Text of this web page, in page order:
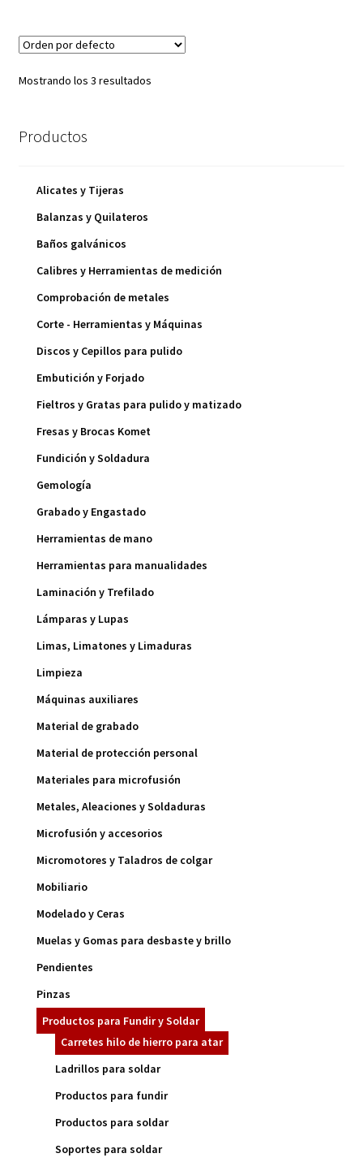
Mostrando los 3 resultados
Productos
Alicates y Tijeras
Balanzas y Quilateros
Baños galvánicos
Calibres y Herramientas de medición
Comprobación de metales
Corte - Herramientas y Máquinas
Discos y Cepillos para pulido
Embutición y Forjado
Fieltros y Gratas para pulido y matizado
Fresas y Brocas Komet
Fundición y Soldadura
Gemología
Grabado y Engastado
Herramientas de mano
Herramientas para manualidades
Laminación y Trefilado
Lámparas y Lupas
Limas, Limatones y Limaduras
Limpieza
Máquinas auxiliares
Material de grabado
Material de protección personal
Materiales para microfusión
Metales, Aleaciones y Soldaduras
Microfusión y accesorios
Micromotores y Taladros de colgar
Mobiliario
Modelado y Ceras
Muelas y Gomas para desbaste y brillo
Pendientes
Pinzas
Productos para Fundir y Soldar
Carretes hilo de hierro para atar
Ladrillos para soldar
Productos para fundir
Productos para soldar
Soportes para soldar